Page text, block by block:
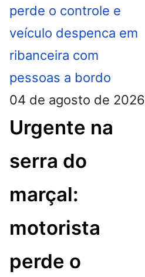
04 de agosto de 2026
Urgente na
serra do
marçal:
motorista
perde o